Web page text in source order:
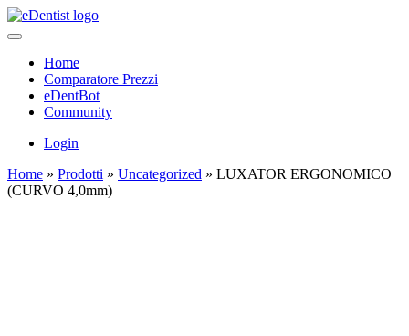
Home
Comparatore Prezzi
eDentBot
Community
Login
Home » Prodotti » Uncategorized » LUXATOR ERGONOMICO
(CURVO 4,0mm)